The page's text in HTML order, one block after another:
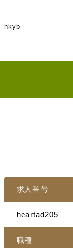
hkyb
求人番号
heartad205
職種